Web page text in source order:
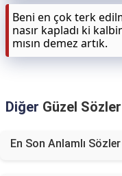
Beni en çok terk
nasır kapladı ki
mısın demez artık.
Diğer Güzel Sözler
En Son Anlamlı Sözler